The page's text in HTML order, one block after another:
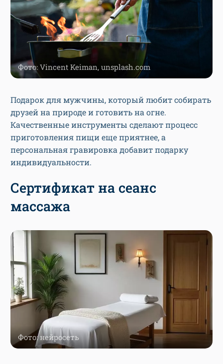
Фото: Vincent Keiman, unsplash.com
Подарок для мужчины, который любит собирать
друзей на природе и готовить на огне.
Качественные инструменты сделают процесс
приготовления пищи еще приятнее, а
персональная гравировка добавит подарку
индивидуальности.
Сертификат на сеанс
массажа
Фото: нейросеть